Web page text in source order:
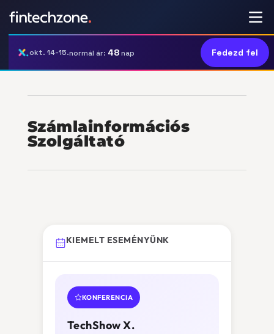
okt. 14-15.normál ár: 48nap Fedezd fel
Számlainformációs
Szolgáltató
KIEMELT ESEMÉNYÜNK
KONFERENCIA
TechShow X.